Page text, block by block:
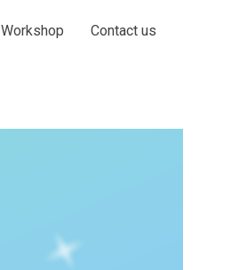
Workshop Contact us